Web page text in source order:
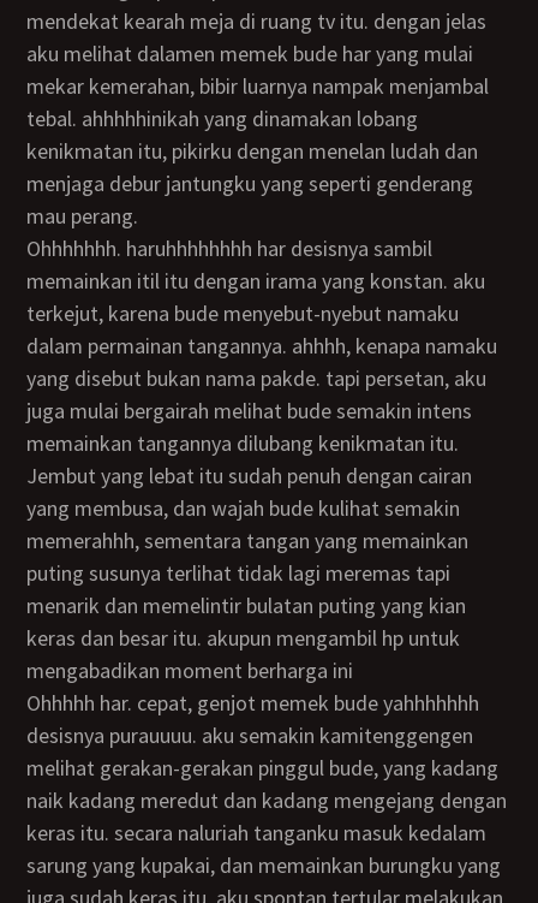
mendekat kearah meja di ruang tv itu. dengan jelas
aku melihat dalamen memek bude har yang mulai
mekar kemerahan, bibir luarnya nampak menjambal
tebal. ahhhhhinikah yang dinamakan lobang
kenikmatan itu, pikirku dengan menelan ludah dan
menjaga debur jantungku yang seperti genderang
mau perang.
ohhhhhhh. haruhhhhhhhh har desisnya sambil
memainkan itil itu dengan irama yang konstan. aku
terkejut, karena bude menyebut-nyebut namaku
dalam permainan tangannya. ahhhh, kenapa namaku
yang disebut bukan nama pakde. tapi persetan, aku
juga mulai bergairah melihat bude semakin intens
memainkan tangannya dilubang kenikmatan itu.
jembut yang lebat itu sudah penuh dengan cairan
yang membusa, dan wajah bude kulihat semakin
memerahhh, sementara tangan yang memainkan
puting susunya terlihat tidak lagi meremas tapi
menarik dan memelintir bulatan puting yang kian
keras dan besar itu. akupun mengambil hp untuk
mengabadikan moment berharga ini
ohhhhh har. cepat, genjot memek bude yahhhhhhh
desisnya purauuuu. aku semakin kamitenggengen
melihat gerakan-gerakan pinggul bude, yang kadang
naik kadang meredut dan kadang mengejang dengan
keras itu. secara naluriah tanganku masuk kedalam
sarung yang kupakai, dan memainkan burungku yang